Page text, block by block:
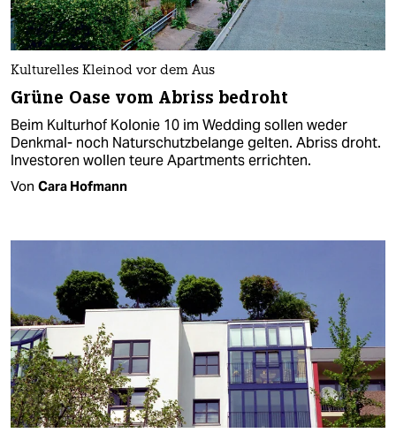
Kulturelles Kleinod vor dem Aus
Grüne Oase vom Abriss bedroht
Beim Kulturhof Kolonie 10 im Wedding sollen weder
Denkmal- noch Naturschutzbelange gelten. Abriss droht.
Investoren wollen teure Apartments errichten.
Von Cara Hofmann